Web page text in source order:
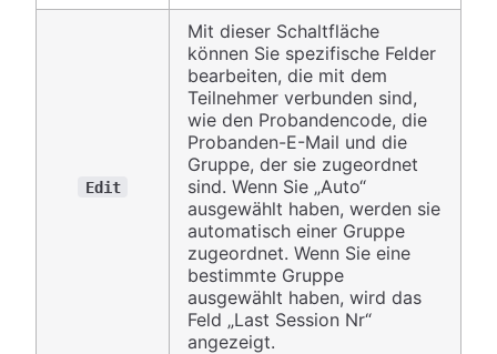
Edit
Mit dieser Schaltfläche
können Sie spezifische Felder
bearbeiten, die mit dem
Teilnehmer verbunden sind,
wie den Probandencode, die
Probanden-E-Mail und die
Gruppe, der sie zugeordnet
sind. Wenn Sie „Auto“
ausgewählt haben, werden sie
automatisch einer Gruppe
zugeordnet. Wenn Sie eine
bestimmte Gruppe
ausgewählt haben, wird das
Feld „Last Session Nr“
angezeigt.